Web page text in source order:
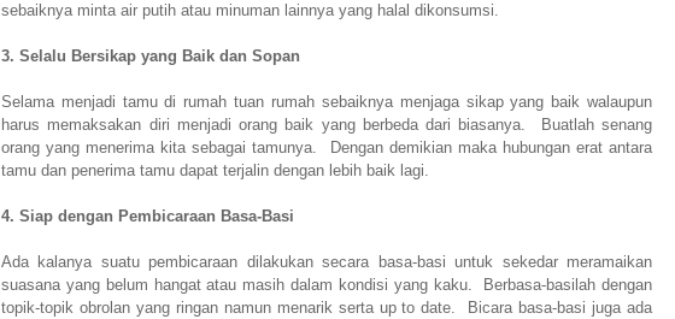
sebaiknya minta air putih atau minuman lainnya yang halal dikonsumsi.
3. Selalu Bersikap yang Baik dan Sopan
Selama menjadi tamu di rumah tuan rumah sebaiknya menjaga sikap yang baik walaupun
harus memaksakan diri menjadi orang baik yang berbeda dari biasanya. Buatlah senang
orang yang menerima kita sebagai tamunya. Dengan demikian maka hubungan erat antara
tamu dan penerima tamu dapat terjalin dengan lebih baik lagi.
4. Siap dengan Pembicaraan Basa-Basi
Ada kalanya suatu pembicaraan dilakukan secara basa-basi untuk sekedar meramaikan
suasana yang belum hangat atau masih dalam kondisi yang kaku. Berbasa-basilah dengan
topik-topik obrolan yang ringan namun menarik serta up to date. Bicara basa-basi juga ada